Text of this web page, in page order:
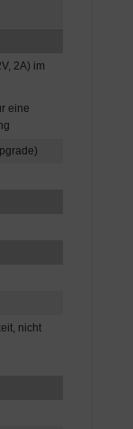
2A) im
eine
nicht